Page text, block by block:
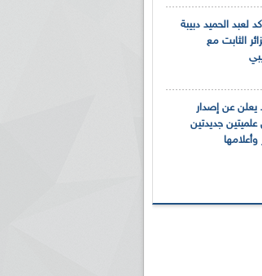
لعبد الحميد دبيبة
الثابت مع
يعلن عن إصدار
جديدتين
وأعلامها